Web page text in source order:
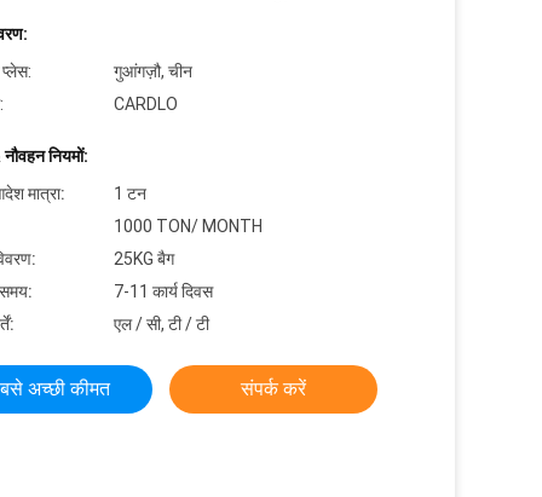
प्लेस:
गुआंगज़ौ, चीन
CARDLO
नियमों:
मात्रा:
1 टन
1000 TON/ MONTH
25KG बैग
7-11 कार्य दिवस
एल / सी, टी / टी
अच्छी कीमत संपर्क करें